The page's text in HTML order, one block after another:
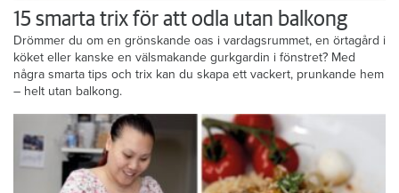
15 smarta trix för att odla utan balkong
Drömmer du om en grönskande oas i vardagsrummet, en örtagård i
köket eller kanske en välsmakande gurkgardin i fönstret? Med
några smarta tips och trix kan du skapa ett vackert, prunkande hem
– helt utan balkong.